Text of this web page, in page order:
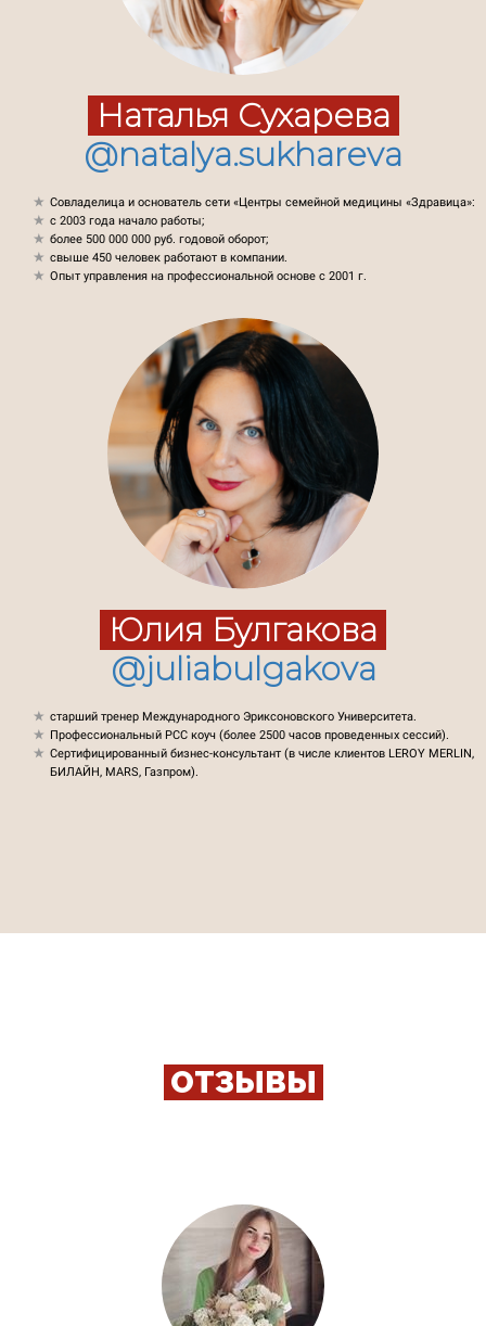
Наталья Сухарева
@natalya.sukhareva
Совладелица и основатель сети «Центры семейной медицины «Здравица»:
с 2003 года начало работы;
более 500 000 000 руб. годовой оборот;
свыше 450 человек работают в компании.
Опыт управления на профессиональной основе с 2001 г.
Юлия Булгакова
@juliabulgakova
старший тренер Международного Эриксоновского Университета.
Профессиональный РСС коуч (более 2500 часов проведенных сессий).
Сертифицированный бизнес-консультант (в числе клиентов LEROY MERLIN,
БИЛАЙН, MARS, Газпром).
ОТЗЫВЫ